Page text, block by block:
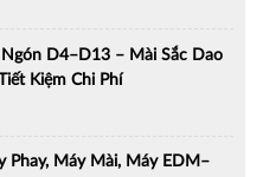
D4–D13 – Mài Sắc Dao
Kiệm Chi Phí
Phay, Máy Mài, Máy EDM–